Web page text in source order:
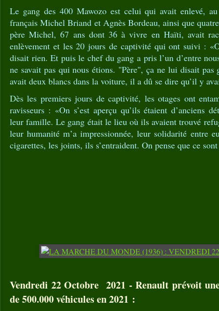
Le gang des 400 Mawozo est celui qui avait enlevé,
français Michel Briand et Agnès Bordeau, ainsi que
père Michel, 67 ans dont 36 à vivre en Haïti, avait
enlèvement et les 20 jours de captivité qui ont suivi :
disait rien. Et puis le chef du gang a pris l’un d’entre
ne savait pas qui nous étions. "Père", ça ne lui disait pas
avait deux blancs dans la voiture, il a dû se dire qu’il y
Dès les premiers jours de captivité, les otages ont
ravisseurs : «On s’est aperçu qu’ils étaient d’anciens
leur famille. Le gang était le lieu où ils avaient trouvé
leur humanité m’a impressionnée, leur solidarité entre
cigarettes, les joints, ils s’entraident. On pense que ce
Vendredi 22 Octobre 2021 - Renault prévoit
de 500.000 véhicules en 2021 :